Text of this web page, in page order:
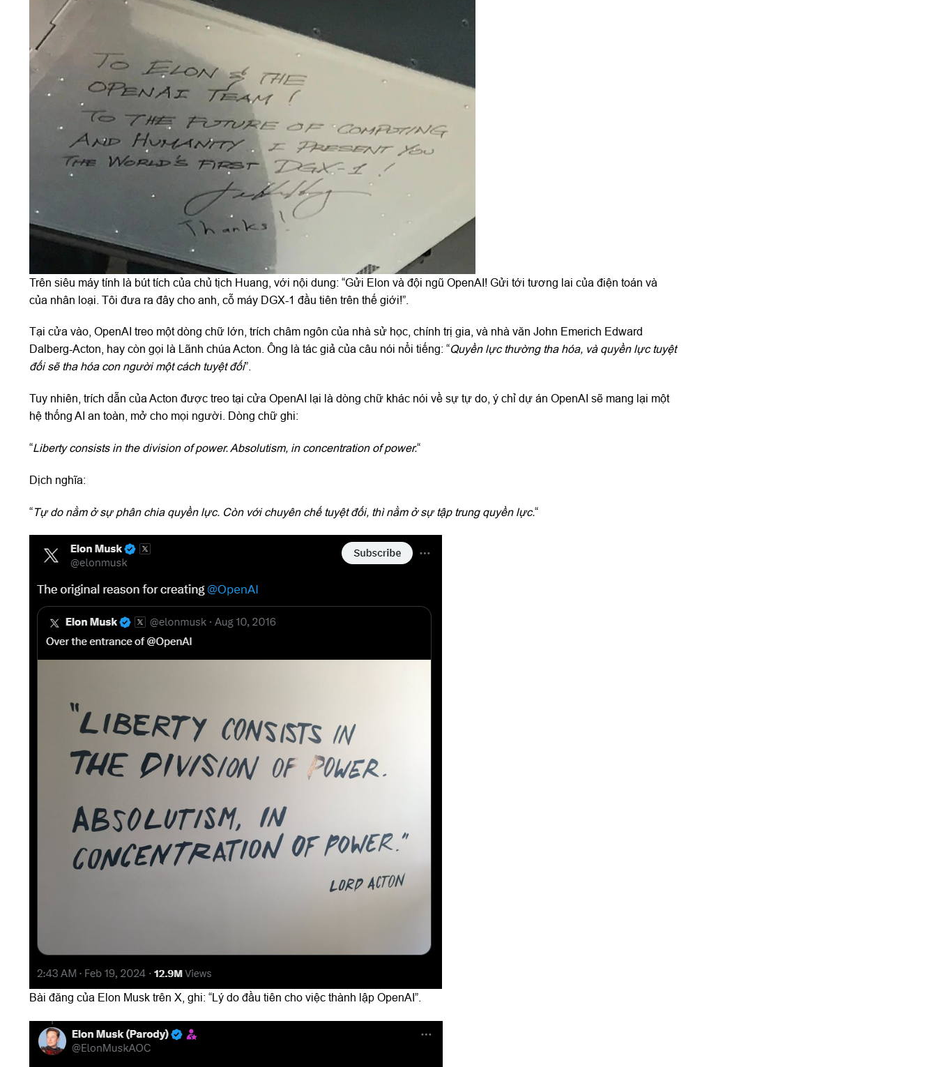
Trên siêu máy tính là bút tích của chủ tịch Huang, với nội dung: “Gửi Elon và đội ngũ OpenAI! Gửi tới tương lai của điện toán và
của nhân loại. Tôi đưa ra đây cho anh, cỗ máy DGX-1 đầu tiên trên thế giới!”.
Tại cửa vào, OpenAI treo một dòng chữ lớn, trích châm ngôn của nhà sử học, chính trị gia, và nhà văn John Emerich Edward
Dalberg-Acton, hay còn gọi là Lãnh chúa Acton. Ông là tác giả của câu nói nổi tiếng: “Quyền lực thường tha hóa, và quyền lực tuyệt
đối sẽ tha hóa con người một cách tuyệt đối”.
Tuy nhiên, trích dẫn của Acton được treo tại cửa OpenAI lại là dòng chữ khác nói về sự tự do, ý chỉ dự án OpenAI sẽ mang lại một
hệ thống AI an toàn, mở cho mọi người. Dòng chữ ghi:
“Liberty consists in the division of power. Absolutism, in concentration of power.“
Dịch nghĩa:
“Tự do nằm ở sự phân chia quyền lực. Còn với chuyên chế tuyệt đối, thì nằm ở sự tập trung quyền lực.“
Bài đăng của Elon Musk trên X, ghi: “Lý do đầu tiên cho việc thành lập OpenAI”.